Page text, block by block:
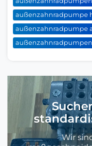
außenzahnradpumpe
außenzahnradpumpe
außenzahnradpumpen
Wir